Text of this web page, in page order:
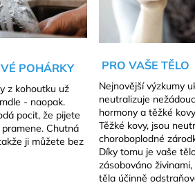
POHÁRKY
z kohoutku už
- naopak.
pocit, že pijete
Chutná
ji můžete bez
PRO VAŠE TĚLO
Nejnovější výzkumy
neutralizuje
hormony a těžké
Těžké kovy, jsou
choroboplodné
Díky tomu je vaše
zásobováno
těla účinně